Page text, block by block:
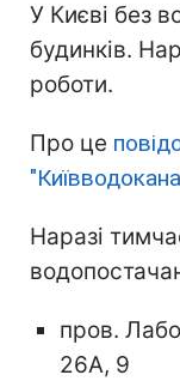
У Києві без
будинків.
роботи.
Про це
Наразі
пров.
26А, 9